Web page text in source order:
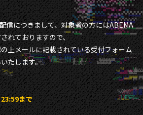
信につきまして、対象者の方にはABEMA
れておりますので、
上メールに記載されている受付フォーム
たします。
まで